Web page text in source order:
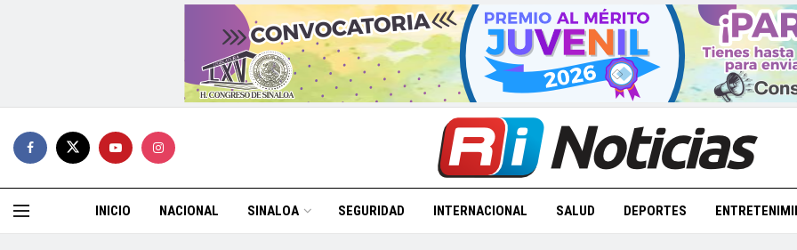
INICIO NACIONAL SINALOA SEGURIDAD INTERNACIONAL SALUD DEPORTES